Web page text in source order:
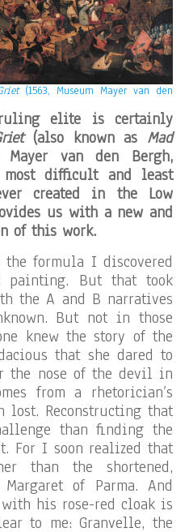
(1563, Museum Mayer van den
elite is certainly
(also known as Mad
Mayer van den Bergh,
most difficult and least
created in the Low
us with a new and
of this work.
formula I discovered
But that took
the A and B narratives
But not in those
knew the story of the
that she dared to
the nose of the devil in
from a rhetorician’s
lost. Reconstructing that
than finding the
For I soon realized that
than the shortened,
of Parma. And
his rose-red cloak is
to me: Granvelle, the